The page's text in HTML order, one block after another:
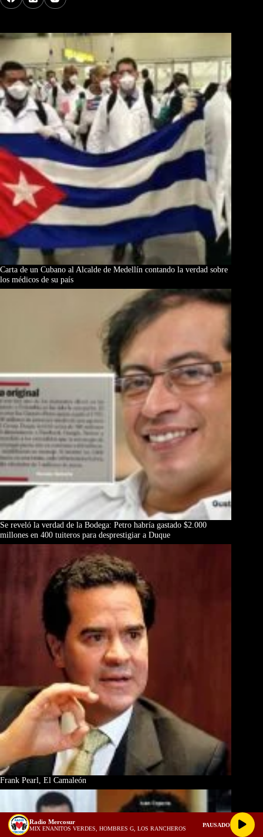
Carta de un Cubano al Alcalde de Medellín contando la verdad sobre
los médicos de su país
Se reveló la verdad de la Bodega: Petro habría gastado $2.000
millones en 400 tuiteros para desprestigiar a Duque
Frank Pearl, El Camaleón
Radio Mercosur
MIX ENANITOS VERDES, HOMBRES G, LOS RANCHEROS
PAUSADO